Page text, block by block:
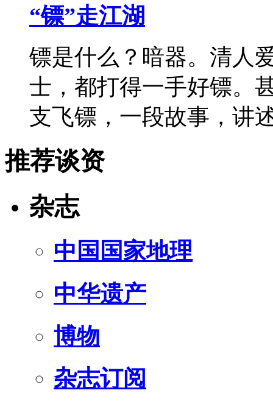
“镖”走江湖
镖是什么？暗器。清人
士，都打得一手好镖。
支飞镖，一段故事，
推荐谈资
杂志
中国国家地理
中华遗产
博物
杂志订阅